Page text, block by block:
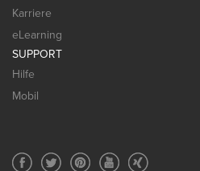
Karriere
eLearning
SUPPORT
Hilfe
Mobil